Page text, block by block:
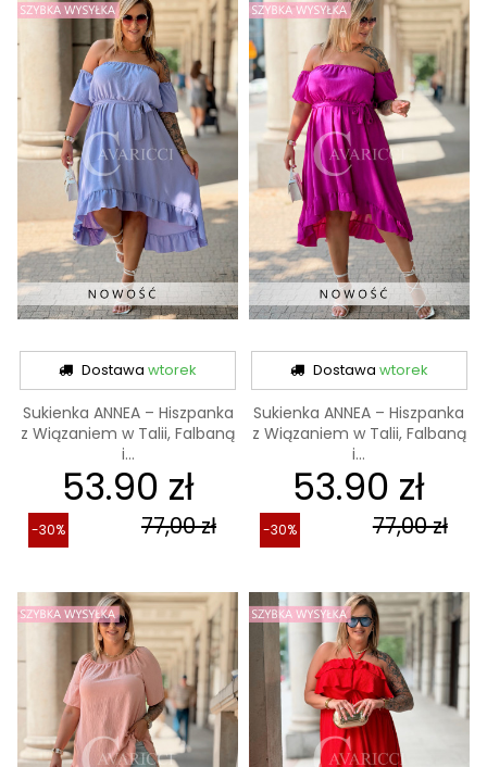
Dostawawtorek
Sukienka ANNEA – Hiszpanka
z Wiązaniem w Talii, Falbaną
i...
53.90 zł
77,00 zł
-30%
Dostawa wtorek
Sukienka ANNEA – Hiszpanka
z Wiązaniem w Talii, Falbaną
i...
53.90 zł
77,00 zł
-30%